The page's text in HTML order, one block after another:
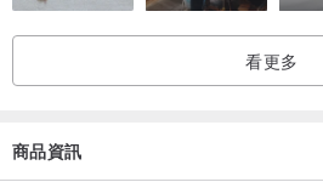
看更多
商品資訊